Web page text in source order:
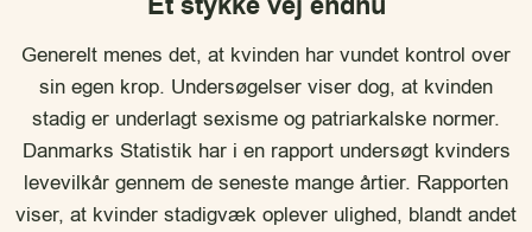
Generelt menes det, at kvinden har vundet kontrol over
sin egen krop. Undersøgelser viser dog, at kvinden
stadig er underlagt sexisme og patriarkalske normer.
Danmarks Statistik har i en rapport undersøgt kvinders
levevilkår gennem de seneste mange årtier. Rapporten
viser, at kvinder stadigvæk oplever ulighed, blandt andet